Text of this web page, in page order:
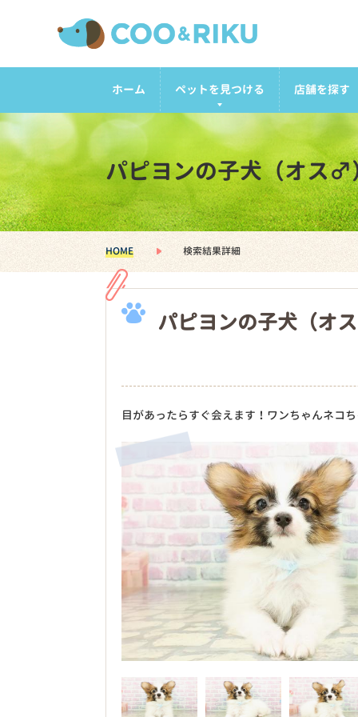
ホーム ペットを見つける 店舗を探す
パピヨンの子犬（オス
HOME 検索結果詳細
パピヨンの子犬（
目があったらすぐ会えます！ワンちゃんネコ